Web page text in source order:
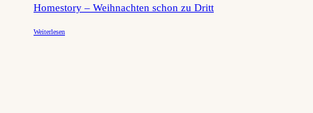
Homestory – Weihnachten schon zu Dritt
Weiterlesen